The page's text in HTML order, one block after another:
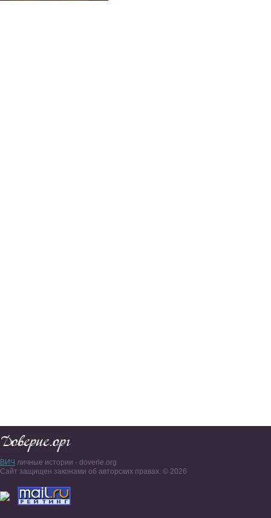
ВИЧ личные истории - doverie.org
Сайт защищен законами об авторских правах. © 2026